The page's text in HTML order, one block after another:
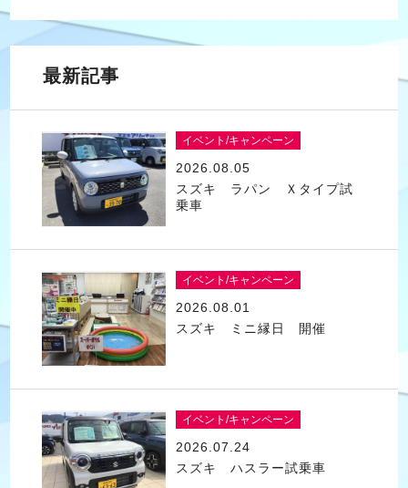
最新記事
イベント/キャンペーン
2026.08.05
スズキ ラパン Ｘタイプ試
乗車
イベント/キャンペーン
2026.08.01
スズキ ミニ縁日 開催
イベント/キャンペーン
2026.07.24
スズキ ハスラー試乗車